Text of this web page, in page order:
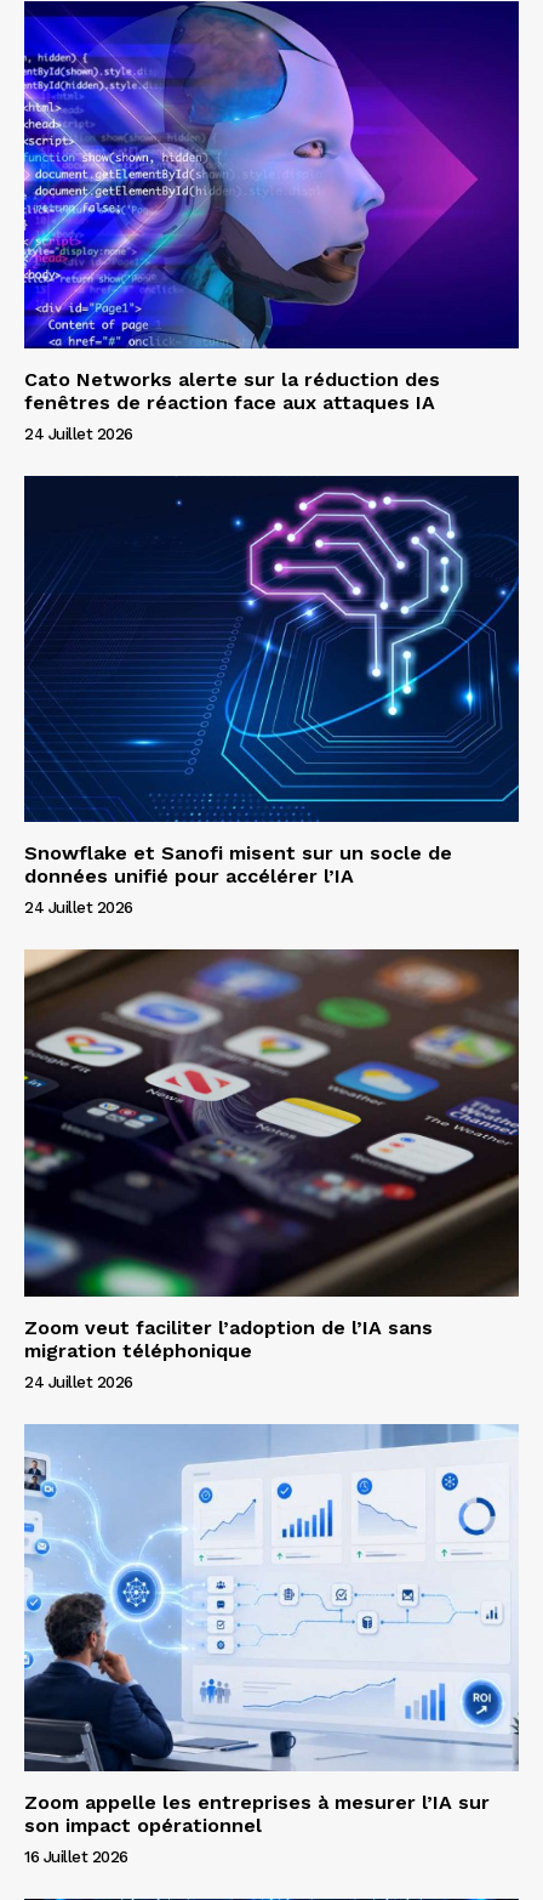
Cato Networks alerte sur la réduction des
fenêtres de réaction face aux attaques IA
24 Juillet 2026
Snowflake et Sanofi misent sur un socle de
données unifié pour accélérer l’IA
24 Juillet 2026
Zoom veut faciliter l’adoption de l’IA sans
migration téléphonique
24 Juillet 2026
Zoom appelle les entreprises à mesurer l’IA sur
son impact opérationnel
16 Juillet 2026